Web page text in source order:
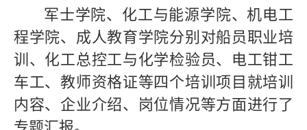
军士学院、化工与能源学院、机电工
程学院、成人教育学院分别对船员职业培
训、化工总控工与化学检验员、电工钳工
车工、教师资格证等四个培训项目就培训
内容、企业介绍、岗位情况等方面进行了